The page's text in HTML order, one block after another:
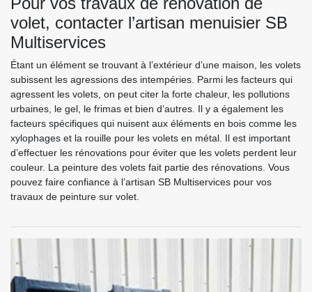
volet, contacter l’artisan menuisier SB
Multiservices
Étant un élément se trouvant à l’extérieur d’une maison, les volets
subissent les agressions des intempéries. Parmi les facteurs qui
agressent les volets, on peut citer la forte chaleur, les pollutions
urbaines, le gel, le frimas et bien d’autres. Il y a également les
facteurs spécifiques qui nuisent aux éléments en bois comme les
xylophages et la rouille pour les volets en métal. Il est important
d’effectuer les rénovations pour éviter que les volets perdent leur
couleur. La peinture des volets fait partie des rénovations. Vous
pouvez faire confiance à l’artisan SB Multiservices pour vos
travaux de peinture sur volet.